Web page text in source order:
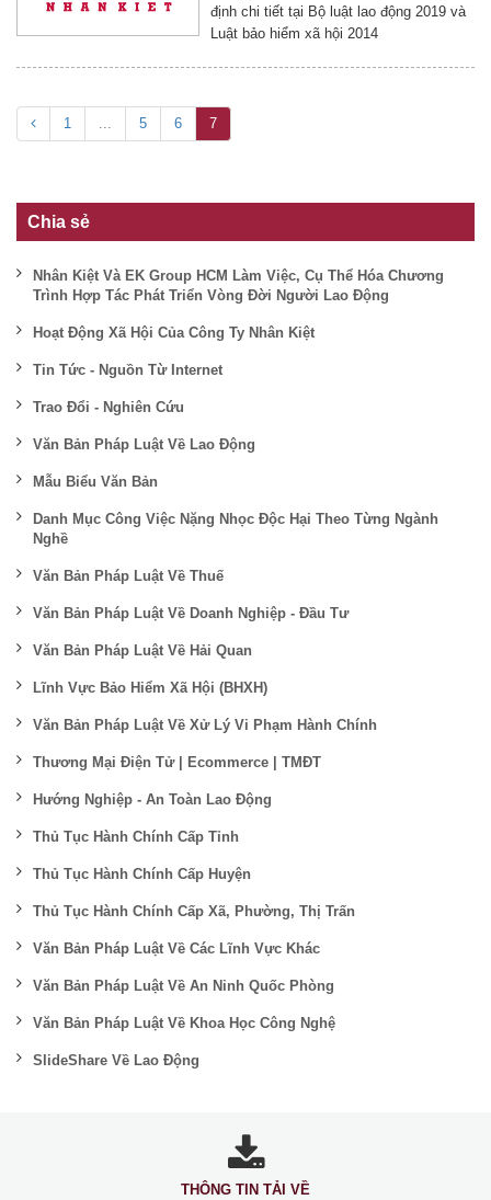
định chi tiết tại Bộ luật lao động 2019 và
Luật bảo hiểm xã hội 2014
1 ... 5 6 7
Chia sẻ
Nhân Kiệt Và EK Group HCM Làm Việc, Cụ Thể Hóa Chương
Trình Hợp Tác Phát Triển Vòng Đời Người Lao Động
Hoạt Động Xã Hội Của Công Ty Nhân Kiệt
Tin Tức - Nguồn Từ Internet
Trao Đổi - Nghiên Cứu
Văn Bản Pháp Luật Về Lao Động
Mẫu Biểu Văn Bản
Danh Mục Công Việc Nặng Nhọc Độc Hại Theo Từng Ngành
Nghề
Văn Bản Pháp Luật Về Thuế
Văn Bản Pháp Luật Về Doanh Nghiệp - Đầu Tư
Văn Bản Pháp Luật Về Hải Quan
Lĩnh Vực Bảo Hiểm Xã Hội (BHXH)
Văn Bản Pháp Luật Về Xử Lý Vi Phạm Hành Chính
Thương Mại Điện Tử | Ecommerce | TMĐT
Hướng Nghiệp - An Toàn Lao Động
Thủ Tục Hành Chính Cấp Tỉnh
Thủ Tục Hành Chính Cấp Huyện
Thủ Tục Hành Chính Cấp Xã, Phường, Thị Trấn
Văn Bản Pháp Luật Về Các Lĩnh Vực Khác
Văn Bản Pháp Luật Về An Ninh Quốc Phòng
Văn Bản Pháp Luật Về Khoa Học Công Nghệ
SlideShare Về Lao Động
THÔNG TIN TẢI VỀ